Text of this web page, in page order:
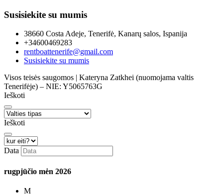
Susisiekite su mumis
38660 Costa Adeje, Tenerifė, Kanarų salos, Ispanija
+34600469283
rentboattenerife@gmail.com
Susisiekite su mumis
Visos teisės saugomos | Kateryna Zatkhei (nuomojama valtis
Tenerifėje) – NIE: Y5065763G
Ieškoti
Ieškoti
Data
rugpjūčio mėn 2026
M